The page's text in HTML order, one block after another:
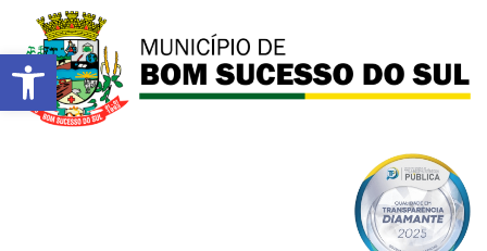
Barra de Ferramentas